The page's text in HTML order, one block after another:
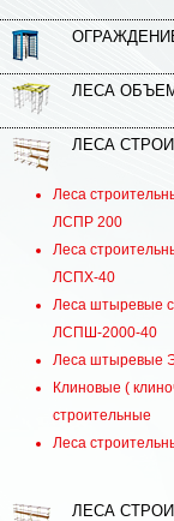
ЛЕСА
ЛЕСА
Леса
ЛСПР 200
Леса
ЛСПХ-40
Леса штыревые
ЛСПШ-2000-40
Леса штыревые
Клиновые (
строительные
Леса
ЛЕСА